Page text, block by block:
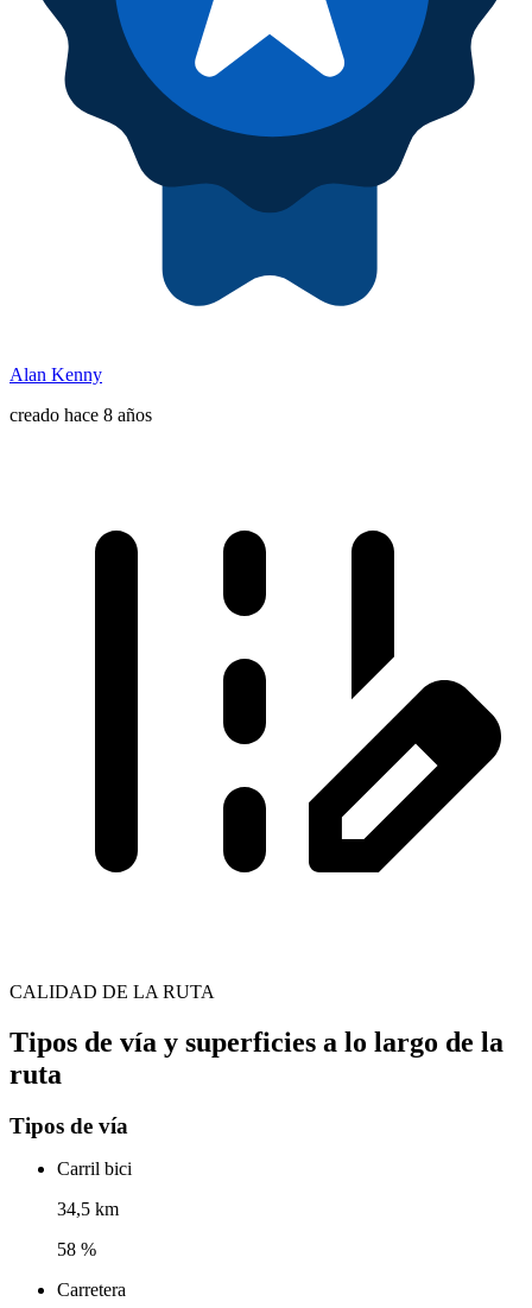
Alan Kenny
creado hace 8 años
CALIDAD DE LA RUTA
Tipos de vía y superficies a lo largo de la
ruta
Tipos de vía
Carril bici
34,5 km
58 %
Carretera